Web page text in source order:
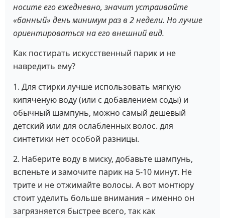
носите его ежедневно, значит устраивайте
«банный» день минимум раз в 2 недели. Но лучше
ориентироваться на его внешний вид.
Как постирать искусственный парик и не
навредить ему?
1. Для стирки лучше использовать мягкую
кипяченую воду (или с добавлением соды) и
обычный шампунь, можно самый дешевый
детский или для ослабленных волос. для
синтетики нет особой разницы.
2. Наберите воду в миску, добавьте шампунь,
вспеньте и замочите парик на 5-10 минут. Не
трите и не отжимайте волосы. А вот монтюру
стоит уделить больше внимания – именно он
загрязняется быстрее всего, так как